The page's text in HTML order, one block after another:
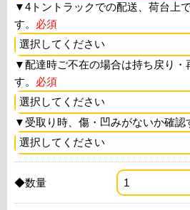
▼4トントラックでの配送、荷台上
す。 必須
▼配達時ご不在の場合は持ち戻り・
す。 必須
▼ 受取り時、傷・凹みがないか確認
◆数量